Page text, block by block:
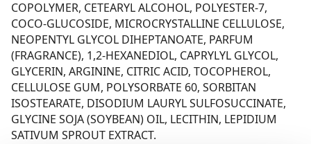
COPOLYMER, CETEARYL ALCOHOL, POLYESTER-7,
COCO-GLUCOSIDE, MICROCRYSTALLINE CELLULOSE,
NEOPENTYL GLYCOL DIHEPTANOATE, PARFUM
(FRAGRANCE), 1,2-HEXANEDIOL, CAPRYLYL GLYCOL,
GLYCERIN, ARGININE, CITRIC ACID, TOCOPHEROL,
CELLULOSE GUM, POLYSORBATE 60, SORBITAN
ISOSTEARATE, DISODIUM LAURYL SULFOSUCCINATE,
GLYCINE SOJA (SOYBEAN) OIL, LECITHIN, LEPIDIUM
SATIVUM SPROUT EXTRACT.